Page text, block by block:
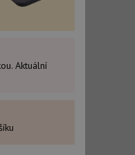
Aktuální